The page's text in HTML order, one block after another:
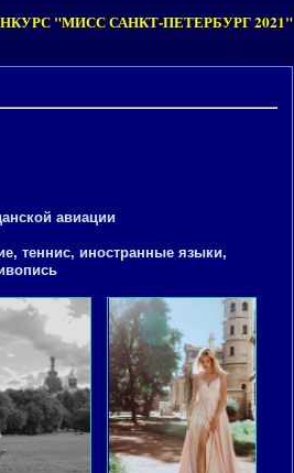
"МИСС САНКТ-ПЕТЕРБУРГ 2021"
авиации
теннис, иностранные языки,